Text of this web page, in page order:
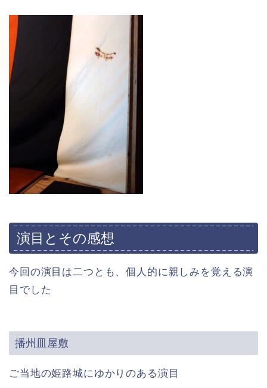
演目とその感想
今回の演目は二つとも、個人的に親しみを覚える演
目でした
播州皿屋敷
ご当地の姫路城にゆかりのある演目